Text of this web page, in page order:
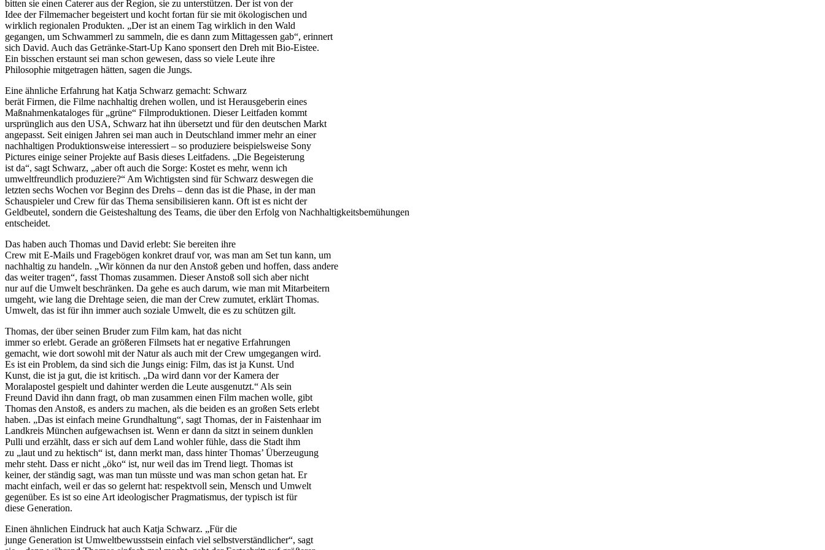
bitten sie einen Caterer aus der Region, sie zu unterstützen. Der ist von der
Idee der Filmemacher begeistert und kocht fortan für sie mit ökologischen und
wirklich regionalen Produkten. „Der ist an einem Tag wirklich in den Wald
gegangen, um Schwammerl zu sammeln, die es dann zum Mittagessen gab“, erinnert
sich David. Auch das Getränke-Start-Up Kano sponsert den Dreh mit Bio-Eistee.
Ein bisschen erstaunt sei man schon gewesen, dass so viele Leute ihre
Philosophie mitgetragen hätten, sagen die Jungs.
Eine ähnliche Erfahrung hat Katja Schwarz gemacht: Schwarz
berät Firmen, die Filme nachhaltig drehen wollen, und ist Herausgeberin eines
Maßnahmenkataloges für „grüne“ Filmproduktionen. Dieser Leitfaden kommt
ursprünglich aus den USA, Schwarz hat ihn übersetzt und für den deutschen Markt
angepasst. Seit einigen Jahren sei man auch in Deutschland immer mehr an einer
nachhaltigen Produktionsweise interessiert – so produziere beispielsweise Sony
Pictures einige seiner Projekte auf Basis dieses Leitfadens. „Die Begeisterung
ist da“, sagt Schwarz, „aber oft auch die Sorge: Kostet es mehr, wenn ich
umweltfreundlich produziere?“ Am Wichtigsten sind für Schwarz deswegen die
letzten sechs Wochen vor Beginn des Drehs – denn das ist die Phase, in der man
Schauspieler und Crew für das Thema sensibilisieren kann. Oft ist es nicht der
Geldbeutel, sondern die Geisteshaltung des Teams, die über den Erfolg von Nachhaltigkeitsbemühungen
entscheidet.
Das haben auch Thomas und David erlebt: Sie bereiten ihre
Crew mit E-Mails und Fragebögen konkret drauf vor, was man am Set tun kann, um
nachhaltig zu handeln. „Wir können da nur den Anstoß geben und hoffen, dass andere
das weiter tragen“, fasst Thomas zusammen. Dieser Anstoß soll sich aber nicht
nur auf die Umwelt beschränken. Da gehe es auch darum, wie man mit Mitarbeitern
umgeht, wie lang die Drehtage seien, die man der Crew zumutet, erklärt Thomas.
Umwelt, das ist für ihn immer auch soziale Umwelt, die es zu schützen gilt.
Thomas, der über seinen Bruder zum Film kam, hat das nicht
immer so erlebt. Gerade an größeren Filmsets hat er negative Erfahrungen
gemacht, wie dort sowohl mit der Natur als auch mit der Crew umgegangen wird.
Es ist ein Problem, da sind sich die Jungs einig: Film, das ist ja Kunst. Und
Kunst, die ist ja gut, die ist kritisch. „Da wird dann vor der Kamera der
Moralapostel gespielt und dahinter werden die Leute ausgenutzt.“ Als sein
Freund David ihn dann fragt, ob man zusammen einen Film machen wolle, gibt
Thomas den Anstoß, es anders zu machen, als die beiden es an großen Sets erlebt
haben. „Das ist einfach meine Grundhaltung“, sagt Thomas, der in Faistenhaar im
Landkreis München aufgewachsen ist. Wenn er dann da sitzt in seinem dunklen
Pulli und erzählt, dass er sich auf dem Land wohler fühle, dass die Stadt ihm
zu „laut und zu hektisch“ ist, dann merkt man, dass hinter Thomas’ Überzeugung
mehr steht. Dass er nicht „öko“ ist, nur weil das im Trend liegt. Thomas ist
keiner, der ständig sagt, was man tun müsste und was man schon getan hat. Er
macht einfach, weil er das so gelernt hat: respektvoll sein, Mensch und Umwelt
gegenüber. Es ist so eine Art ideologischer Pragmatismus, der typisch ist für
diese Generation.
Einen ähnlichen Eindruck hat auch Katja Schwarz. „Für die
junge Generation ist Umweltbewusstsein einfach viel selbstverständlicher“, sagt